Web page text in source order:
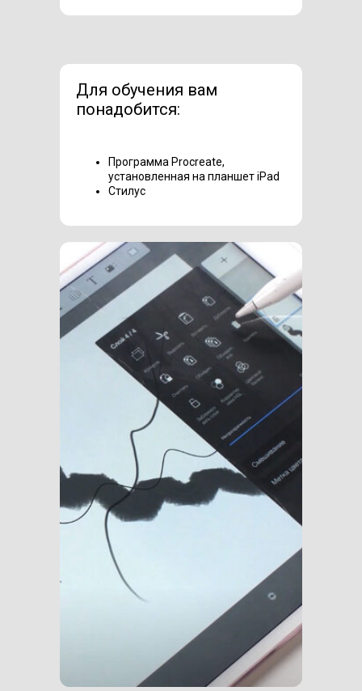
Для обучения вам
понадобится:
Программа Procreate,
установленная на планшет iPad
Стилус